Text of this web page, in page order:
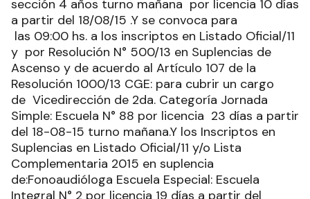
sección 4 años turno mañana por licencia 10 días
a partir del 18/08/15 .Y se convoca para
las 09:00 hs. a los inscriptos en Listado Oficial/11
y por Resolución N° 500/13 en Suplencias de
Ascenso y de acuerdo al Artículo 107 de la
Resolución 1000/13 CGE: para cubrir un cargo
de Vicedirección de 2da. Categoría Jornada
Simple: Escuela N° 88 por licencia 23 días a partir
del 18-08-15 turno mañana.Y los Inscriptos en
Suplencias en Listado Oficial/11 y/o Lista
Complementaria 2015 en suplencia
de:Fonoaudióloga Escuela Especial: Escuela